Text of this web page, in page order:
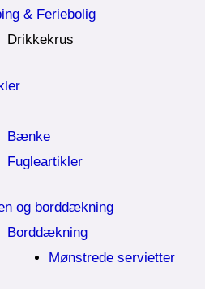
& Feriebolig
Drikkekrus
Bænke
Fugleartikler
og borddækning
Borddækning
Mønstrede servietter